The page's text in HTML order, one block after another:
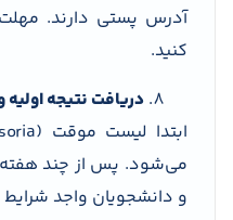
آدرس پستی دارند.
کنید.
دریافت نتیجه اولیه
می‌شود. پس از چند
و دانشجویان واجد شرایط